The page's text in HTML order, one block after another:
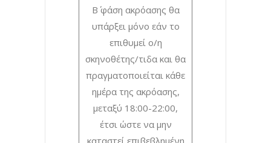
Β΄ φάση ακρόασης θα
υπάρξει μόνο εάν το
επιθυμεί ο/η
σκηνοθέτης/τιδα και θα
πραγματοποιείται κάθε
ημέρα της ακρόασης,
μεταξύ 18:00-22:00,
έτσι ώστε να μην
καταστεί επιβεβλημένη